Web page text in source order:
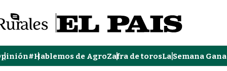
#Hablemos de AgroZafra de torosLa Semana